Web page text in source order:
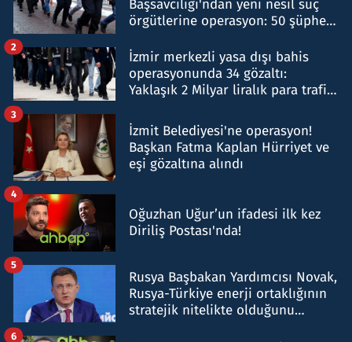
Başsavcılığı'ndan yeni nesil suç
örgütlerine operasyon: 50 şüpheli
İzmir merkezli yasa dışı bahis
operasyonunda 34 gözaltı:
Yaklaşık 2 Milyar liralık para trafiği
2
İzmit Belediyesi'ne operasyon!
Başkan Fatma Kaplan Hürriyet ve
eşi gözaltına alındı
3
Oğuzhan Uğur’un ifadesi ilk kez
Diriliş Postası'nda!
4
Rusya Başbakan Yardımcısı Novak,
Rusya-Türkiye enerji ortaklığının
stratejik nitelikte olduğunu
5
6